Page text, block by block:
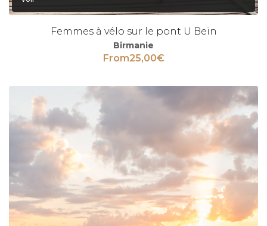
Femmes à vélo sur le pont U Bein
Birmanie
From25,00€